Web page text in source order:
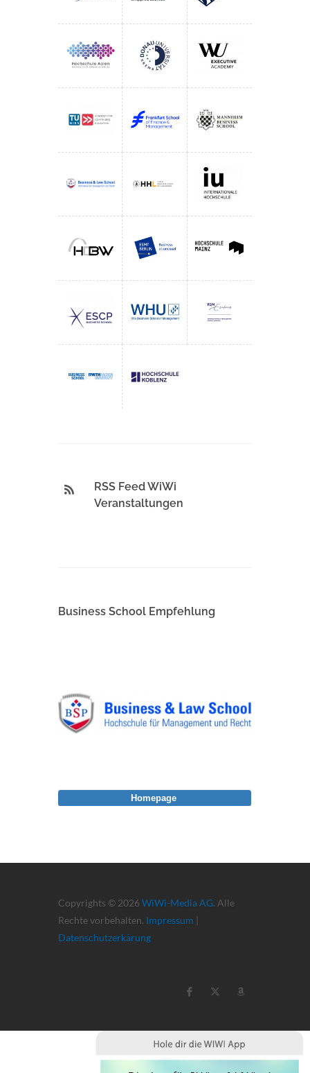
RSS Feed WiWi
Veranstaltungen
Business School Empfehlung
Copyrights © 2026 WiWi-Media AG. Alle
Rechte vorbehalten. Impressum |
Datenschutzerkärung
Homepage